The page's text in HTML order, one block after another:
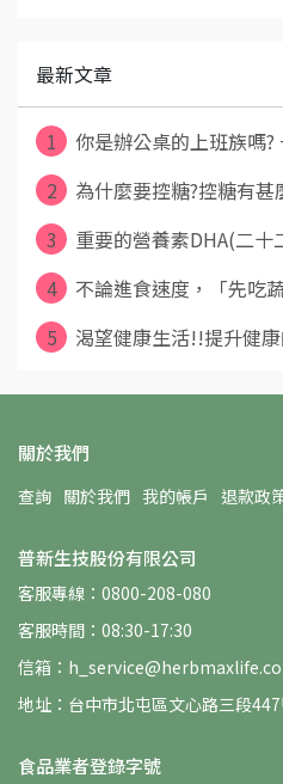
最新文章
1
你是辦公桌的上班族嗎
2
為什麼要控糖?控糖有甚
3
重要的營養素DHA(二十
4
不論進食速度，「先吃
5
渴望健康生活!!提升健
關於我們
查詢 關於我們 我的帳戶 退款政
普新生技股份有限公司
客服專線：0800-208-080
客服時間：08:30-17:30
信箱：
地址：台中市北屯區文心路三段
食品業者登錄字號